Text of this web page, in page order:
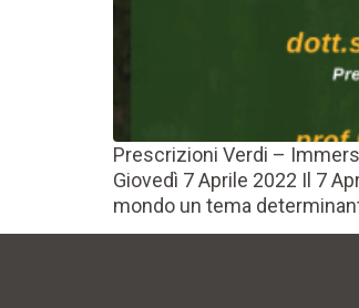
Prescrizioni Verdi –
Giovedì 7 Aprile 2022 Il 7
mondo un tema